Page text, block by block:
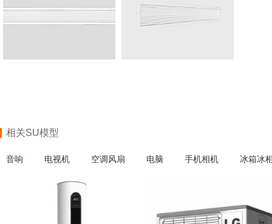
相关SU模型
音响 电视机 空调风扇 电脑 手机相机 冰箱冰